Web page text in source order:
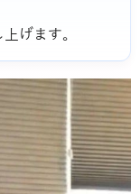
げます。